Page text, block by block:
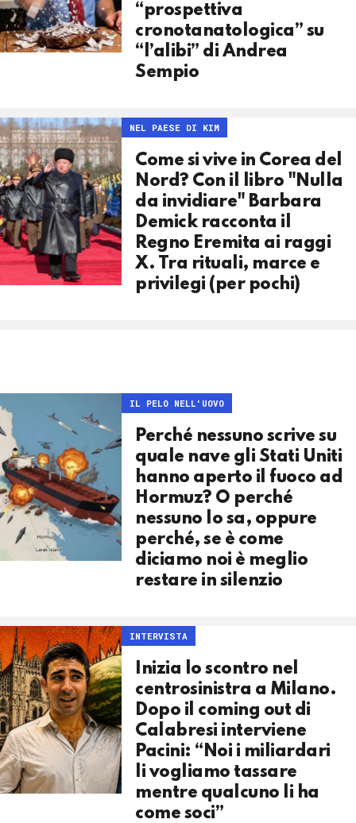
“prospettiva
cronotanatologica” su
“l’alibi” di Andrea
Sempio
NEL PAESE DI KIM
Come si vive in Corea del
Nord? Con il libro "Nulla
da invidiare" Barbara
Demick racconta il
Regno Eremita ai raggi
X. Tra rituali, marce e
privilegi (per pochi)
IL PELO NELL'UOVO
Perché nessuno scrive su
quale nave gli Stati Uniti
hanno aperto il fuoco ad
Hormuz? O perché
nessuno lo sa, oppure
perché, se è come
diciamo noi è meglio
restare in silenzio
INTERVISTA
Inizia lo scontro nel
centrosinistra a Milano.
Dopo il coming out di
Calabresi interviene
Pacini: “Noi i miliardari
li vogliamo tassare
mentre qualcuno li ha
come soci”